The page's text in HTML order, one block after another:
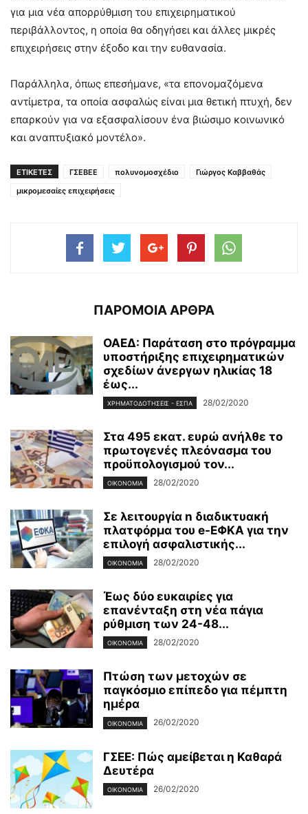
για μια νέα απορρύθμιση του επιχειρηματικού
περιβάλλοντος, η οποία θα οδηγήσει και άλλες μικρές
επιχειρήσεις στην έξοδο και την ευθανασία.
Παράλληλα, όπως επεσήμανε, «τα επονομαζόμενα
αντίμετρα, τα οποία ασφαλώς είναι μια θετική πτυχή, δεν
επαρκούν για να εξασφαλίσουν ένα βιώσιμο κοινωνικό
και αναπτυξιακό μοντέλο».
ΕΤΙΚΕΤΕΣ ΓΣΕΒΕΕ πολυνομοσχέδιο
Γιώργος Καββαθάς
μικρομεσαίες επιχειρήσεις
ΠΑΡΟΜΟΙΑ ΑΡΘΡΑ
ΟΑΕΔ: Παράταση στο πρόγραμμα
υποστήριξης επιχειρηματικών
σχεδίων άνεργων ηλικίας 18
έως...
ΧΡΗΜΑΤΟΔΟΤΉΣΕΙΣ - ΕΣΠΑ 28/02/2020
Στα 495 εκατ. ευρώ ανήλθε το
πρωτογενές πλεόνασμα του
προϋπολογισμού τον...
ΟΙΚΟΝΟΜΊΑ 28/02/2020
Σε λειτουργία n διαδικτυακή
πλατφόρμα του e-ΕΦΚΑ για την
επιλογή ασφαλιστικής...
ΟΙΚΟΝΟΜΊΑ 28/02/2020
Έως δύο ευκαιρίες για
επανένταξη στη νέα πάγια
ρύθμιση των 24-48...
ΟΙΚΟΝΟΜΊΑ 28/02/2020
Πτώση των μετοχών σε
παγκόσμιο επίπεδο για πέμπτη
ημέρα
ΟΙΚΟΝΟΜΊΑ 26/02/2020
ΓΣΕΕ: Πώς αμείβεται η Καθαρά
Δευτέρα
ΟΙΚΟΝΟΜΊΑ 26/02/2020